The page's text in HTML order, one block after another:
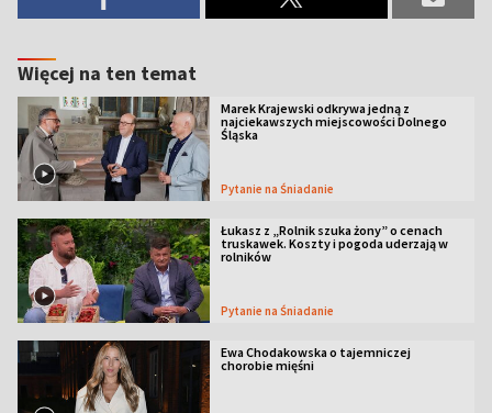
Więcej na ten temat
Marek Krajewski odkrywa jedną z
najciekawszych miejscowości Dolnego
Śląska
Pytanie na Śniadanie
Łukasz z „Rolnik szuka żony” o cenach
truskawek. Koszty i pogoda uderzają w
rolników
Pytanie na Śniadanie
Ewa Chodakowska o tajemniczej
chorobie mięśni